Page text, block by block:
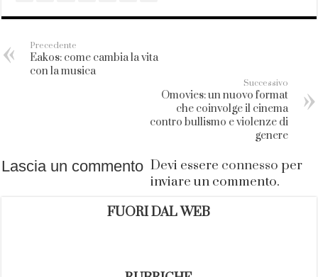
Precedente
Eakos: come cambia la vita
con la musica
Successivo
Omovies: un nuovo format
che coinvolge il cinema
contro bullismo e violenze di
genere
Lascia un commento Devi essere connesso per
inviare un commento.
FUORI DAL WEB